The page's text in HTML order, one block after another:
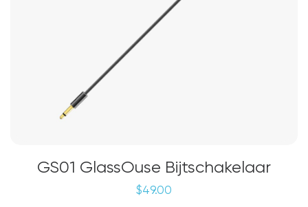
GS01 GlassOuse Bijtschakelaar
$49.00